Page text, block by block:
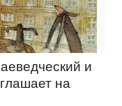
и
на